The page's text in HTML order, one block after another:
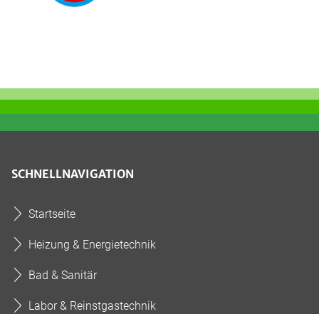
SCHNELLNAVIGATION
Startseite
Heizung & Energietechnik
Bad & Sanitär
Labor & Reinstgastechnik